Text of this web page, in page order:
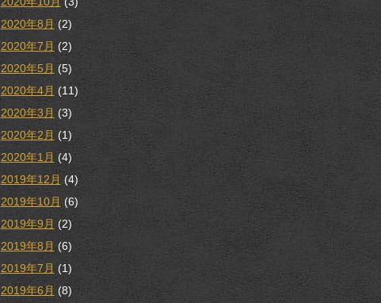
2020年8月 (2)
2020年7月 (2)
2020年5月 (5)
2020年4月 (11)
2020年3月 (3)
2020年2月 (1)
2020年1月 (4)
2019年12月 (4)
2019年10月 (6)
2019年9月 (2)
2019年8月 (6)
2019年7月 (1)
2019年6月 (8)